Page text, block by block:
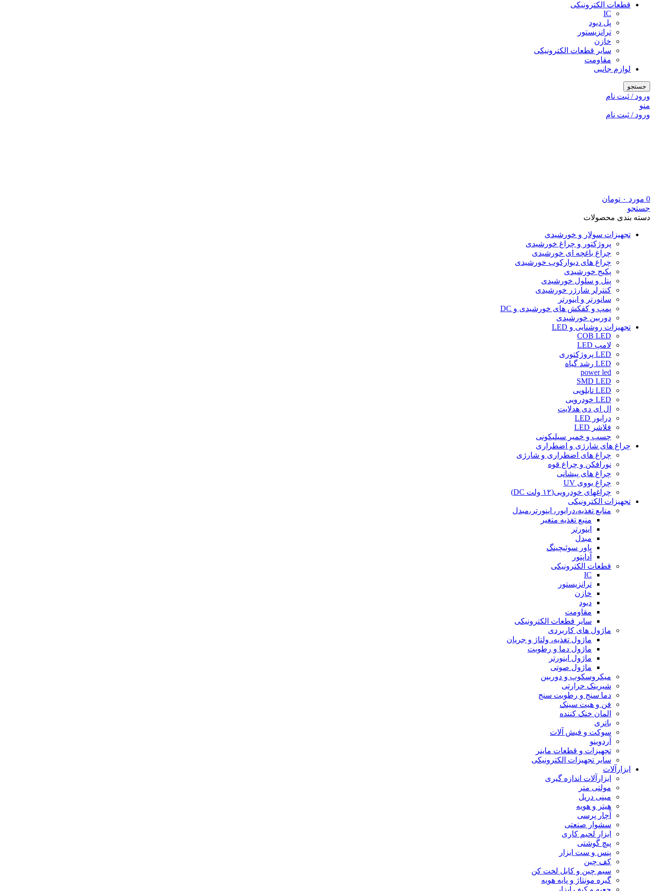
قطعات الکترونیکی
IC
پل دیود
ترانزیستور
خازن
سایر قطعات الکترونیکی
مقاومت
لوازم جانبی
جستجو
ورود / ثبت نام
منو
ورود / ثبت نام
0 مورد ۰ تومان
جستجو
دسته بندی محصولات
تجهیزات سولار و خورشیدی
پروژکتور و چراغ خورشیدی
چراغ باغچه ای خورشیدی
چراغ های دیوارکوب خورشیدی
پکیج خورشیدی
پنل و سلول خورشیدی
کنترلر شارژر خورشیدی
سانورتر و اینورتر
پمپ و کفکش های خورشیدی و DC
دوربین خورشیدی
تجهیزات روشنایی و LED
COB LED
لامپ LED
LED پروژکتوری
LED رشد گیاه
power led
SMD LED
LED تابلویی
LED خودرویی
ال ای دی هدلایت
درایور LED
فلاشر LED
چسب و خمیر سیلیکونی
چراغ های شارژی و اضطراری
چراغ های اضطراری و شارژی
نورافکن و چراغ قوه
چراغ های پیشانی
چراغ یووی UV
چراغهای خودرویی(۱۲ ولت DC)
تجهیزات الکترونیکی
منابع تغذیه،درایور، اینورتر،مبدل
منبع تغذیه متغیر
اینورتر
مبدل
پاور سوئیچینگ
آداپتور
قطعات الکترونیکی
IC
ترانزیستور
خازن
دیود
مقاومت
سایر قطعات الکترونیکی
ماژول های کاربردی
ماژول تغذیه، ولتاژ و جریان
ماژول دما و رطوبت
ماژول اینورتر
ماژول صوتی
میکروسکوپ و دوربین
شیرینک حرارتی
دما سنج و رطوبت سنج
فن و هیت سینک
المان خنک کننده
باتری
سوکت و فیش آلات
آردوینو
تجهیزات و قطعات ماینر
سایر تجهیزات الکترونیکی
ابزارآلات
ابزارآلات اندازه گیری
مولتی متر
مینی دریل
هیتر و هویه
آچار پرسی
سشوار صنعتی
ابزار لحیم کاری
پیچ گوشتی
پنس و ست ابزار
کف چین
سیم چین و کابل لخت کن
گیره مونتاژ و پایه هویه
جعبه و کیف ابزار